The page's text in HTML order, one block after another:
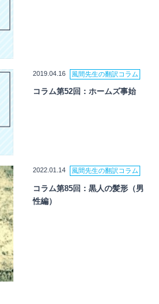
2019.04.16 風間先生の翻訳コラム
コラム第52回：ホームズ事始
2022.01.14 風間先生の翻訳コラム
コラム第85回：黒人の髪形（男
性編）